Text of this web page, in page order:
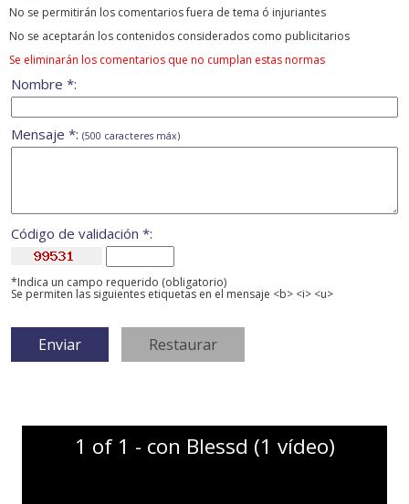
No se permitirán los comentarios fuera de tema ó injuriantes
No se aceptarán los contenidos considerados como publicitarios
Se eliminarán los comentarios que no cumplan estas normas
Nombre *:
Mensaje *: (500 caracteres máx)
Código de validación *:
*Indica un campo requerido (obligatorio)
Se permiten las siguientes etiquetas en el mensaje <b> <i> <u>
1 of 1 - con Blessd (1 vídeo)